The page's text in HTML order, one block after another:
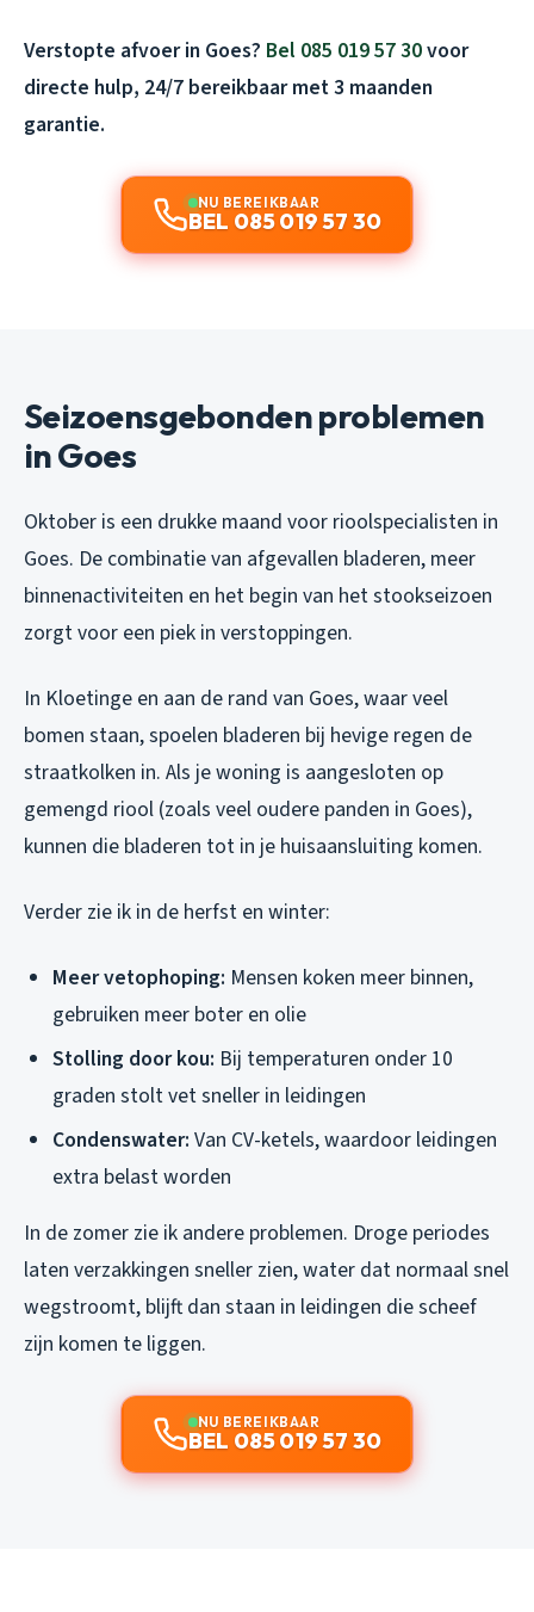
Verstopte afvoer in Goes? Bel 085 019 57 30voor
directe hulp, 24/7 bereikbaar met 3 maanden
garantie.
NU BEREIKBAAR
BEL 085 019 57 30
Seizoensgebonden problemen
in Goes
Oktober is een drukke maand voor rioolspecialisten in
Goes. De combinatie van afgevallen bladeren, meer
binnenactiviteiten en het begin van het stookseizoen
zorgt voor een piek in verstoppingen.
In Kloetinge en aan de rand van Goes, waar veel
bomen staan, spoelen bladeren bij hevige regen de
straatkolken in. Als je woning is aangesloten op
gemengd riool (zoals veel oudere panden in Goes),
kunnen die bladeren tot in je huisaansluiting komen.
Verder zie ik in de herfst en winter:
Meer vetophoping: Mensen koken meer binnen,
gebruiken meer boter en olie
Stolling door kou: Bij temperaturen onder 10
graden stolt vet sneller in leidingen
Condenswater: Van CV-ketels, waardoor leidingen
extra belast worden
In de zomer zie ik andere problemen. Droge periodes
laten verzakkingen sneller zien, water dat normaal snel
wegstroomt, blijft dan staan in leidingen die scheef
zijn komen te liggen.
NU BEREIKBAAR
BEL 085 019 57 30